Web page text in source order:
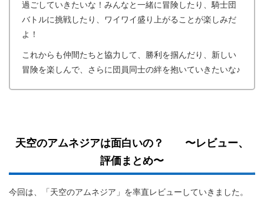
過ごしていきたいな！みんなと一緒に冒険したり、騎士団
バトルに挑戦したり、ワイワイ盛り上がることが楽しみだ
よ！
これからも仲間たちと協力して、勝利を掴んだり、新しい
冒険を楽しんで、さらに団員同士の絆を抱いていきたいな♪
天空のアムネジアは面白いの？ 〜レビュー、
評価まとめ〜
今回は、「天空のアムネジア」を率直レビューしていきました。